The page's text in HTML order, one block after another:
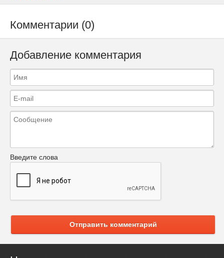
Комментарии (0)
Добавление комментария
Введите слова
Отправить комментарий